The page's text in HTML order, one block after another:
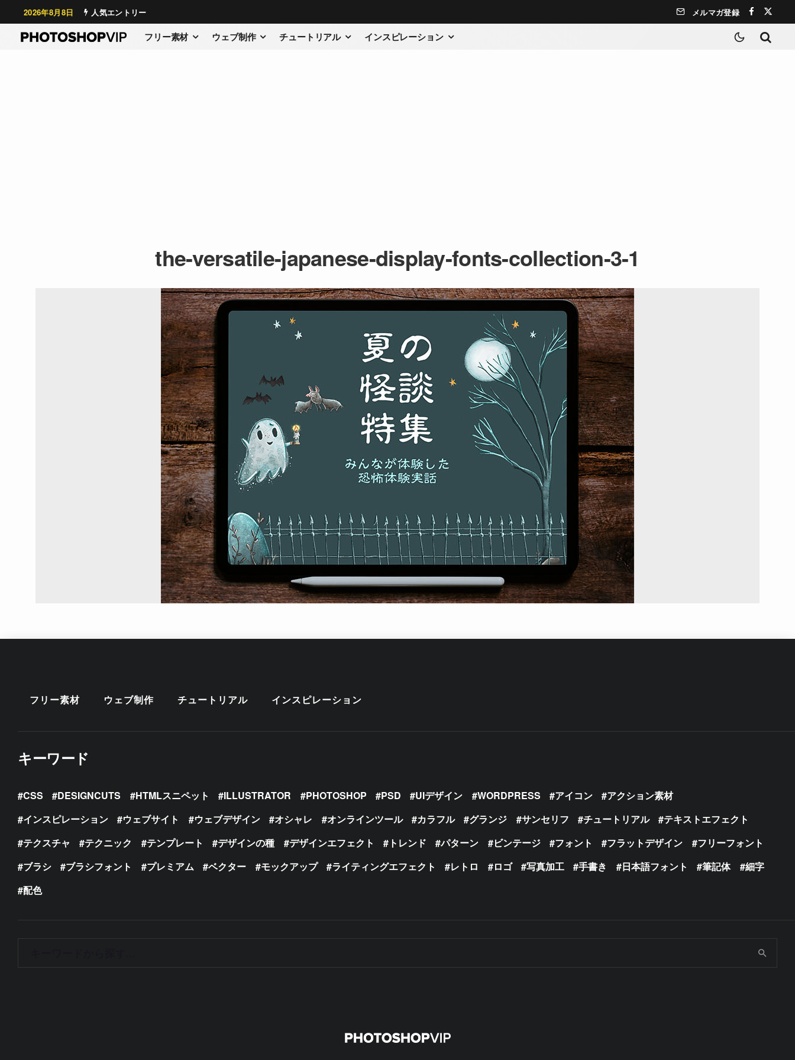
2026年8月8日 人気エントリー メルマガ登録
フリー素材 ウェブ制作 チュートリアル インスピレーション
the-versatile-japanese-display-fonts-collection-3-1
フリー素材 ウェブ制作 チュートリアル インスピレーション
キーワード
CSS DESIGNCUTS HTMLスニペット ILLUSTRATOR PHOTOSHOP PSD UIデザイン WORDPRESS アイコン
アクション素材
インスピレーション
ウェブサイト ウェブデザイン オシャレ オンラインツール カラフル グランジ サンセリフ チュートリアル
テキストエフェクト
テクスチャ
テクニック テンプレート デザインの種 デザインエフェクト トレンド パターン ビンテージ フォント フラットデザイン
フリーフォント
ブラシ
ブラシフォント プレミアム ベクター モックアップ ライティングエフェクト レトロ ロゴ 写真加工 手書き 日本語フォント 筆記体
細字
配色